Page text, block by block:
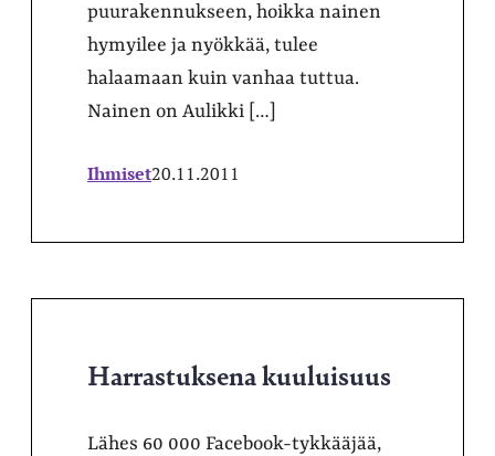
puurakennukseen, hoikka nainen
hymyilee ja nyökkää, tulee
halaamaan kuin vanhaa tuttua.
Nainen on Aulikki […]
Ihmiset20.11.2011
Harrastuksena kuuluisuus
Lähes 60 000 Facebook-tykkääjää,